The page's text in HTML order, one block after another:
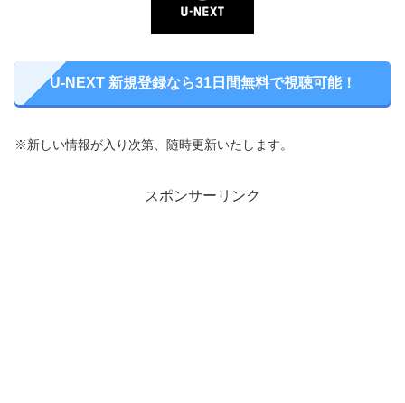
U-NEXT 新規登録なら31日間無料で視聴可能！
※新しい情報が入り次第、随時更新いたします。
スポンサーリンク